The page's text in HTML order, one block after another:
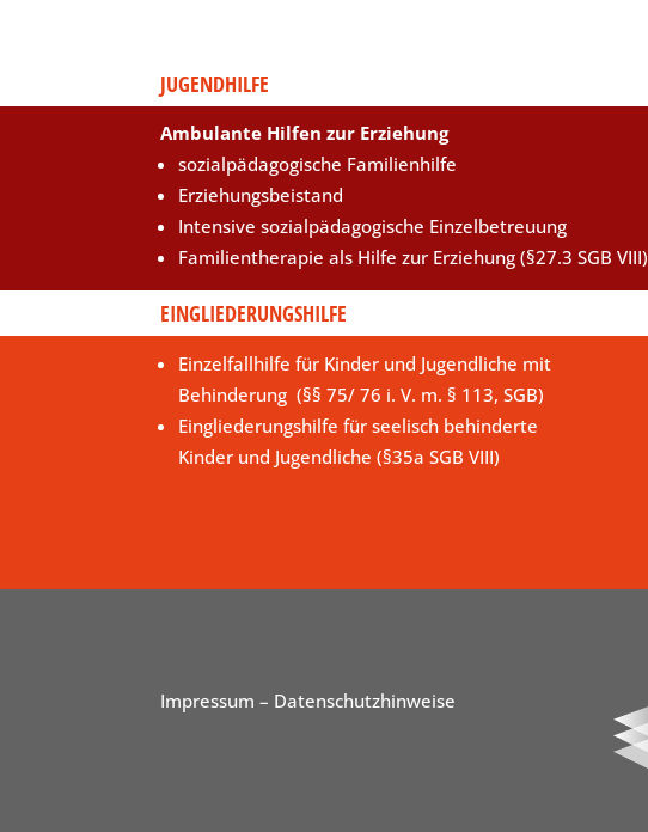
JUGENDHILFE
Ambulante Hilfen zur Erziehung
sozialpädagogische Familienhilfe
Erziehungsbeistand
Intensive sozialpädagogische Einzelbetreuung
Familientherapie als Hilfe zur Erziehung (§27.3 SGB VIII)
EINGLIEDERUNGSHILFE
Einzelfallhilfe für Kinder und Jugendliche mit
Behinderung (§§ 75/ 76 i. V. m. § 113, SGB)
Eingliederungshilfe für seelisch behinderte
Kinder und Jugendliche (§35a SGB VIII)
Impressum – Datenschutzhinweise